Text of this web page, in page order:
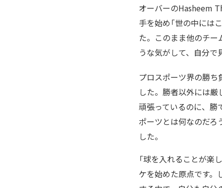
オーバーのHasheem
手を始め「世の中には
た。このまま他のチ
うな気がして、自分
プロスポーツ界の勝
した。勝者以外には
頑張っているのに、勝
ポーツとは何なのだろ
した。
「球を入れることが楽
ケを始めた原点です。